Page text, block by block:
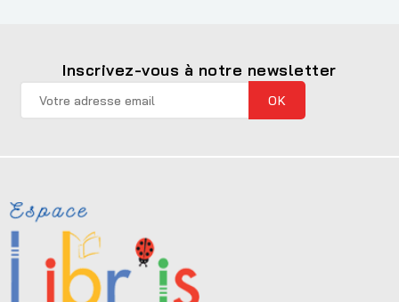
Inscrivez-vous à notre newsletter